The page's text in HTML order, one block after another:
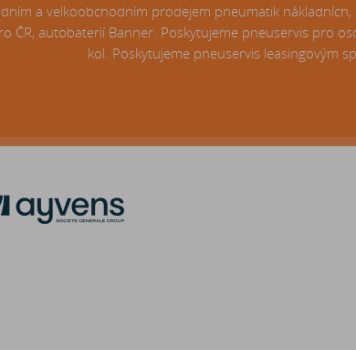
a velkoobchodním prodejem pneumatik
ČR, autobaterií Banner. Poskytujeme pneuservis pro
kol. Poskytujeme pneuservis leasingovým